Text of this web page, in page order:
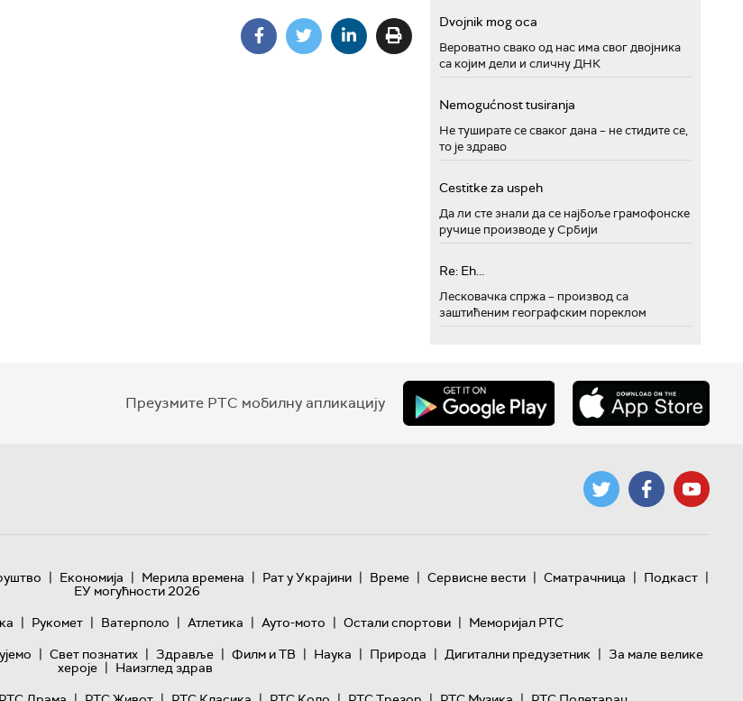
Dvojnik mog oca
Вероватно свако од нас има свог двојника
са којим дели и сличну ДНК
Nemogućnost tusiranja
Не туширате се сваког дана – не стидите се,
то је здраво
Cestitke za uspeh
Да ли сте знали да се најбоље грамофонске
ручице производе у Србији
Re: Eh...
Лесковачка спржа – производ са
заштићеним географским пореклом
Преузмите РТС мобилну апликацију
| Економија | Мерила времена | Рат у Украјини | Време | Сервисне вести | Сматрачница | Подкаст |
ЕУ могућности 2026
| Рукомет | Ватерполо | Атлетика | Ауто-мото | Остали спортови | Меморијал РТС
| Свет познатих | Здравље | Филм и ТВ | Наука | Природа | Дигитални предузетник | За мале велике
хероје | Наизглед здрав